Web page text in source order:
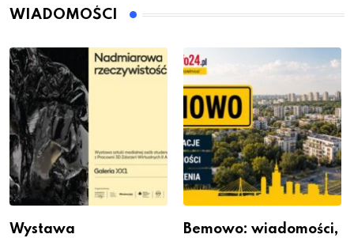
WIADOMOŚCI
Wystawa
Bemowo: wiadomości,